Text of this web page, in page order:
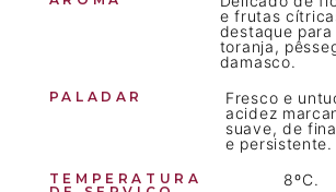
e frutas
destaque para
toranja,
damasco.
PALADAR
Fresco e
acidez
suave, de
e persistente.
TEMPERATURA
8ºC.